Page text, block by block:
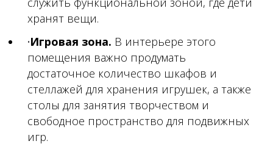
хранят вещи.
Игровая зона. В интерьере этого
помещения важно продумать
достаточное количество шкафов и
стеллажей для хранения игрушек, а также
столы для занятия творчеством и
свободное пространство для подвижных
игр.